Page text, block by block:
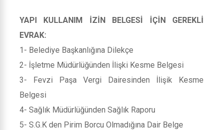
YAPI KULLANIM İZİN BELGESİ İÇİN GEREKLİ
EVRAK:
1- Belediye Başkanlığına Dilekçe
2- İşletme Müdürlüğünden İlişki Kesme Belgesi
3- Fevzi Paşa Vergi Dairesinden İlişik Kesme
Belgesi
4- Sağlık Müdürlüğünden Sağlık Raporu
5- S.G.K den Pirim Borcu Olmadığına Dair Belge